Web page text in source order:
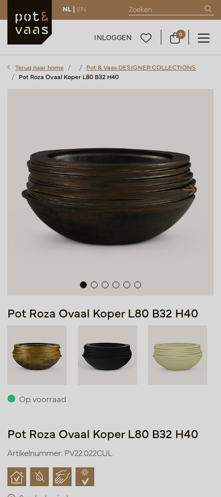
NL | EN
INLOGGEN 0
Terug naar home
Pot & Vaas DESIGNER COLLECTIONS
Pot Roza Ovaal Koper L80 B32 H40
Pot Roza Ovaal Koper L80 B32 H40
Op voorraad
Pot Roza Ovaal Koper L80 B32 H40
Artikelnummer: PV22.022CUL